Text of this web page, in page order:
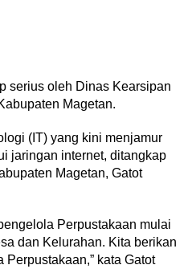
serius oleh Dinas Kearsipan
Magetan.
(IT) yang kini menjamur
jaringan internet, ditangkap
Magetan, Gatot
Perpustakaan mulai
dan Kelurahan. Kita berikan
kata Gatot